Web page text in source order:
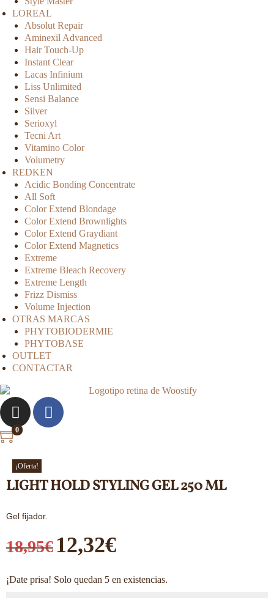
LOREAL
Absolut Repair
Aminexil Advanced
Hair Touch-Up
Instant Clear
Lacas Infinium
Liss Unlimited
Sensi Balance
Silver
Serioxyl
Tecni Art
Vitamino Color
Volumetry
REDKEN
Acidic Bonding Concentrate
All Soft
Color Extend Blondage
Color Extend Brownlights
Color Extend Graydiant
Color Extend Magnetics
Extreme
Extreme Bleach Recovery
Extreme Length
Frizz Dismiss
Volume Injection
OTRAS MARCAS
PHYTOBIODERMIE
PHYTOBASE
OUTLET
CONTACTAR
0
¡Oferta!
LIGHT HOLD STYLING GEL 250 ML
Gel fijador.
18,95€ 12,32€
¡Date prisa! Solo quedan 5 en existencias.